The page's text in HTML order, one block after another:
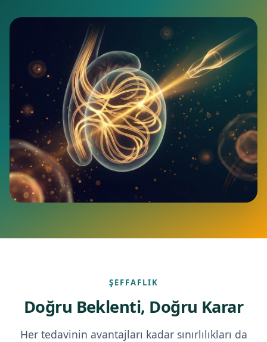
ŞEFFAFLIK
Doğru Beklenti, Doğru Karar
Her tedavinin avantajları kadar sınırlılıkları da